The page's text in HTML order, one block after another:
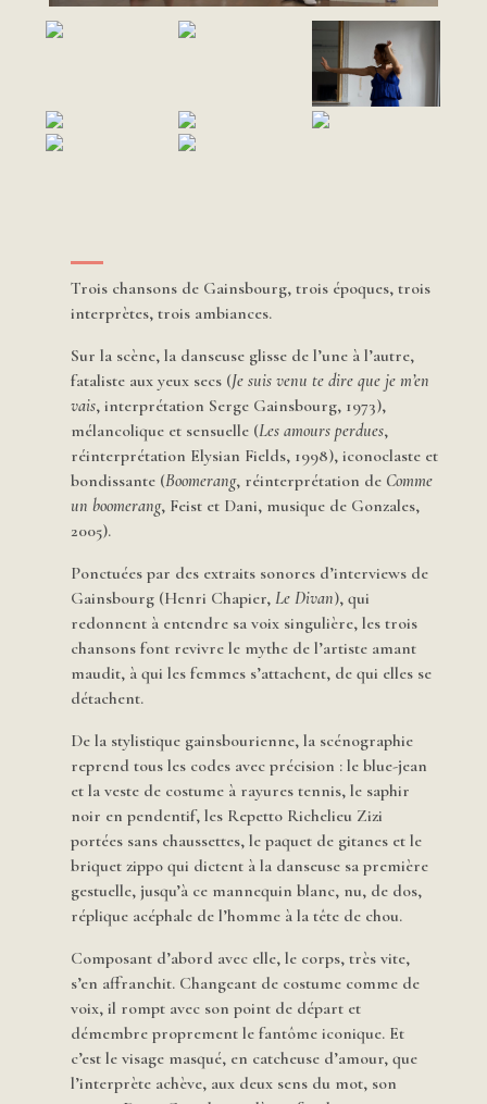
Trois chansons de Gainsbourg, trois époques, trois
interprètes, trois ambiances.
Sur la scène, la danseuse glisse de l’une à l’autre,
fataliste aux yeux secs (Je suis venu te dire que je m’en
vais, interprétation Serge Gainsbourg, 1973),
mélancolique et sensuelle (Les amours perdues,
réinterprétation Elysian Fields, 1998), iconoclaste et
bondissante (Boomerang, réinterprétation de Comme
un boomerang, Feist et Dani, musique de Gonzales,
2005).
Ponctuées par des extraits sonores d’interviews de
Gainsbourg (Henri Chapier, Le Divan), qui
redonnent à entendre sa voix singulière, les trois
chansons font revivre le mythe de l’artiste amant
maudit, à qui les femmes s’attachent, de qui elles se
détachent.
De la stylistique gainsbourienne, la scénographie
reprend tous les codes avec précision : le blue-jean
et la veste de costume à rayures tennis, le saphir
noir en pendentif, les Repetto Richelieu Zizi
portées sans chaussettes, le paquet de gitanes et le
briquet zippo qui dictent à la danseuse sa première
gestuelle, jusqu’à ce mannequin blanc, nu, de dos,
réplique acéphale de l’homme à la tête de chou.
Composant d’abord avec elle, le corps, très vite,
s’en affranchit. Changeant de costume comme de
voix, il rompt avec son point de départ et
démembre proprement le fantôme iconique. Et
c’est le visage masqué, en catcheuse d’amour, que
l’interprète achève, aux deux sens du mot, son